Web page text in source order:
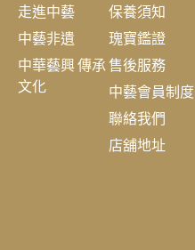
走進中藝
中藝非遺
中華藝興 傳承
文化
保養須知
瑰寶鑑證
售後服務
中藝會員制度
聯絡我們
店舖地址